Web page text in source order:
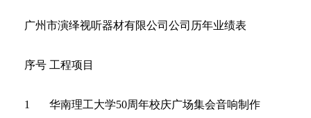
广州市演绎视听器材有限公司公司历年业绩表
序号 工程项目
1 华南理工大学50周年校庆广场集会音响制作